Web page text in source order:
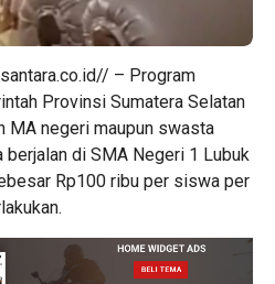
– Program
Provinsi Sumatera Selatan
MA negeri maupun swasta
di SMA Negeri 1 Lubuk
Rp100 ribu per siswa per